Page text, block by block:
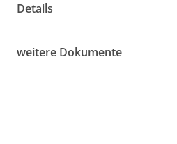
Details
weitere Dokumente